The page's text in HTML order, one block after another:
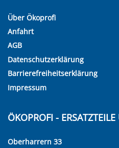
Über Ökoprofi
Anfahrt
AGB
Datenschutzerklärung
Barrierefreiheitserklärung
Impressum
ÖKOPROFI -
Oberharrern 33